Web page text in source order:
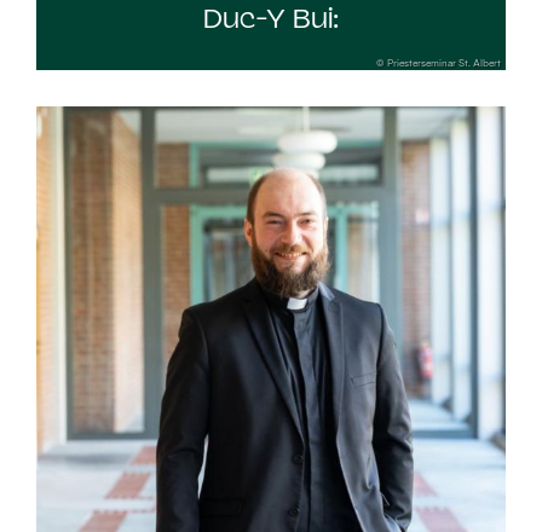
Duc-Y Bui:
© Priesterseminar St. Albert